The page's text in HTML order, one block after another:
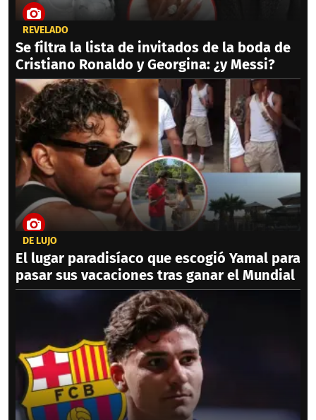
REVELADO
Se filtra la lista de invitados de la boda de
Cristiano Ronaldo y Georgina: ¿y Messi?
DE LUJO
El lugar paradisíaco que escogió Yamal para
pasar sus vacaciones tras ganar el Mundial